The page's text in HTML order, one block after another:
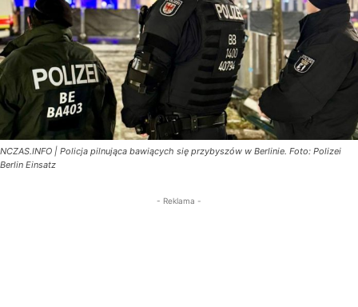
NCZAS.INFO | Policja pilnująca bawiących się przybyszów w Berlinie. Foto: Polizei
Berlin Einsatz
- Reklama -